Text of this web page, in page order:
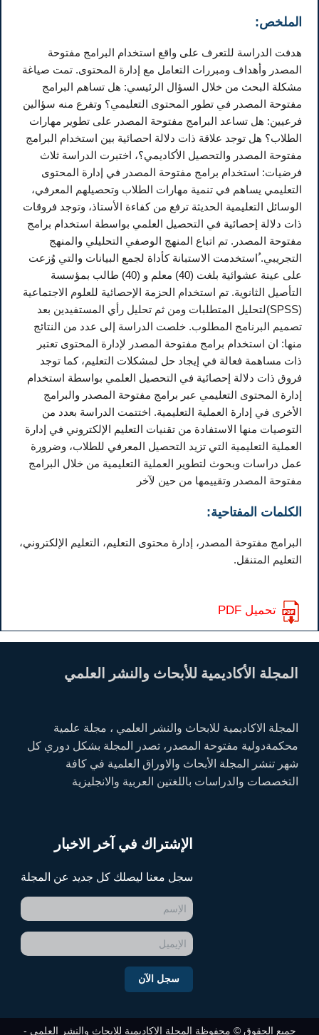
الملخص:
هدفت الدراسة للتعرف على واقع استخدام البرامج مفتوحة
المصدر وأهداف ومبررات التعامل مع إدارة المحتوى. تمت صياغة
مشكلة البحث من خلال السؤال الرئيسي: هل تساهم البرامج
مفتوحة المصدر في تطور المحتوى التعليمي؟ وتفرع منه سؤالين
فرعيين: هل تساعد البرامج مفتوحة المصدر على تطوير مهارات
الطلاب؟ هل توجد علاقة ذات دلالة احصائية بين استخدام البرامج
مفتوحة المصدر والتحصيل الأكاديمي؟، اختبرت الدراسة ثلاث
فرضيات: استخدام برامج مفتوحة المصدر في إدارة المحتوى
التعليمي يساهم في تنمية مهارات الطلاب وتحصيلهم المعرفي،
الوسائل التعليمية الحديثة ترفع من كفاءة الأستاذ، وتوجد فروقات
ذات دلالة إحصائية في التحصيل العلمي بواسطة استخدام برامج
مفتوحة المصدر. تم اتباع المنهج الوصفي التحليلي والمنهج
التجريبي. ُاستخدمت الاستبانة كأداة لجمع البيانات والتي وُزعت
على عينة عشوائية بلغت (40) معلم و (40) طالب بمؤسسة
التأصيل الثانوية. تم استخدام الحزمة الإحصائية للعلوم الاجتماعية
(SPSS)لتحليل المتطلبات ومن ثم تحليل رأي المستفيدين بعد
تصميم البرنامج المطلوب. خلصت الدراسة إلى عدد من النتائج
منها: ان استخدام برامج مفتوحة المصدر لإدارة المحتوى تعتبر
ذات مساهمة فعالة في إيجاد حل لمشكلات التعليم، كما توجد
فروق ذات دلالة إحصائية في التحصيل العلمي بواسطة استخدام
إدارة المحتوى التعليمي عبر برامج مفتوحة المصدر والبرامج
الأخرى في إدارة العملية التعليمية. اختتمت الدراسة بعدد من
التوصيات منها الاستفادة من تقنيات التعليم الإلكتروني في إدارة
العملية التعليمية التي تزيد التحصيل المعرفي للطلاب، وضرورة
عمل دراسات وبحوث لتطوير العملية التعليمية من خلال البرامج
مفتوحة المصدر وتقييمها من حين لآخر
الكلمات المفتاحية:
البرامج مفتوحة المصدر، إدارة محتوى التعليم، التعليم الإلكتروني،
التعليم المتنقل.
تحميل PDF
المجلة الأكاديمية للأبحاث والنشر العلمي
المجلة الاكاديمية للابحاث والنشر العلمي ، مجلة علمية
محكمةدولية مفتوحة المصدر، تصدر المجلة بشكل دوري كل
شهر تنشر المجلة الأبحاث والاوراق العلمية في كافة
التخصصات والدراسات باللغتين العربية والانجليزية
الإشتراك في آخر الاخبار
سجل معنا ليصلك كل جديد عن المجلة
سجل الآن
جميع الحقوق © محفوظة المجلة الاكاديمية للابحاث والنشر العلمي -